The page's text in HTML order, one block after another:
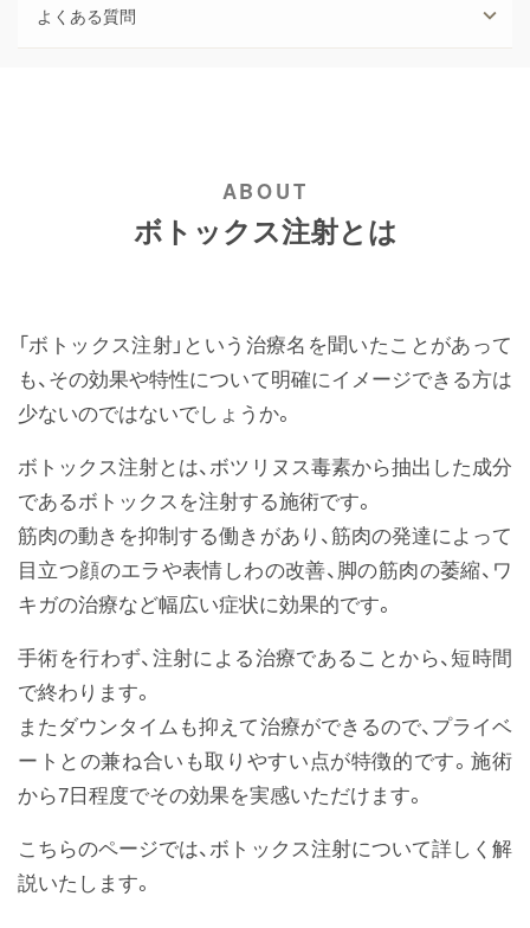
よくある質問
ボトックス注射とは
「ボトックス注射」という治療名を聞いたことがあって
も、その効果や特性について明確にイメージできる方は
少ないのではないでしょうか。
ボトックス注射とは、ボツリヌス毒素から抽出した成分
であるボトックスを注射する施術です。
筋肉の動きを抑制する働きがあり、筋肉の発達によって
目立つ顔のエラや表情しわの改善、脚の筋肉の萎縮、ワ
キガの治療など幅広い症状に効果的です。
手術を行わず、注射による治療であることから、短時間
で終わります。
またダウンタイムも抑えて治療ができるので、プライベ
ートとの兼ね合いも取りやすい点が特徴的です。施術
から7日程度でその効果を実感いただけます。
こちらのページでは、ボトックス注射について詳しく解
説いたします。